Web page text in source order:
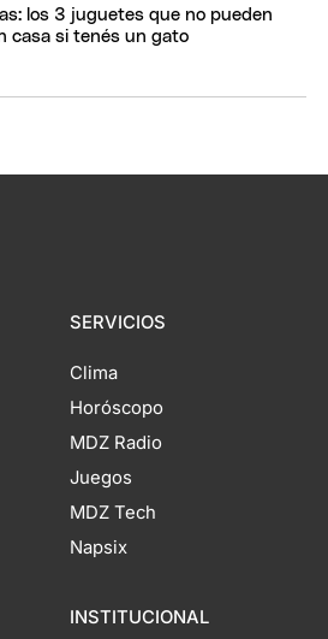
los 3 juguetes que no pueden
casa si tenés un gato
SERVICIOS
Clima
Horóscopo
MDZ Radio
Juegos
MDZ Tech
Napsix
INSTITUCIONAL